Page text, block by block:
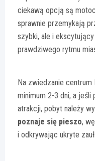
ciekawą opcją są
sprawnie przemykają
szybki, ale i
prawdziwego rytmu
Na zwiedzanie
minimum 2-3 dni, a
atrakcji, pobyt należy
poznaje się pieszo,
i odkrywając ukryte